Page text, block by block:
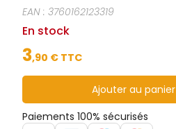
EAN :3760162123319
En stock
3,90 € TTC
Ajouter au panier
Paiements 100% sécurisés